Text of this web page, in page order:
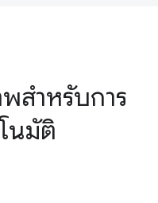
สำหรับการ
นมัติ